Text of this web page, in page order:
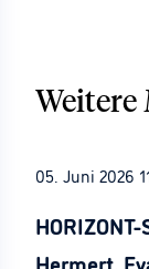
05. Juni 2026
Hermert,